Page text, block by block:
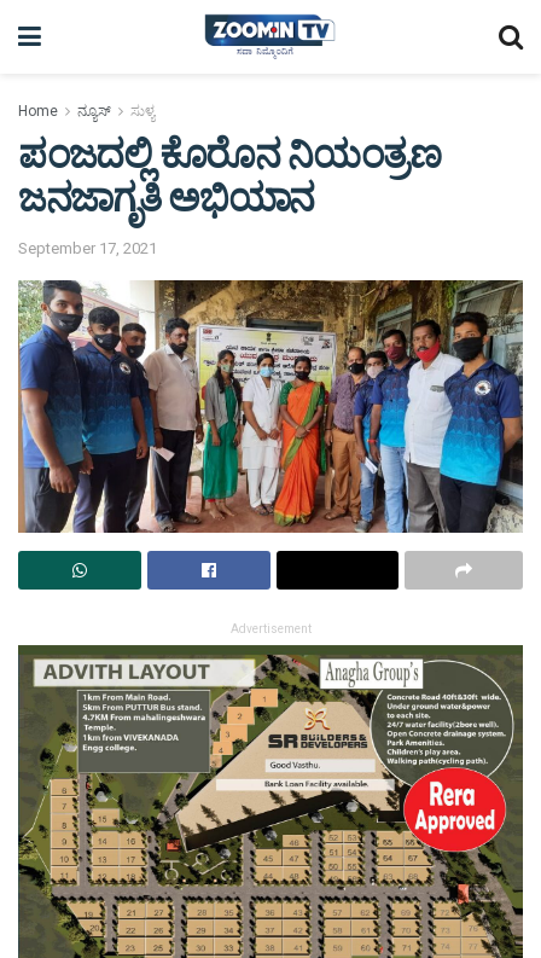
Home ನ್ಯೂಸ್ ಸುಳ್ಯ
ಪಂಜದಲ್ಲಿ ಕೊರೊನ ನಿಯಂತ್ರಣ
ಜನಜಾಗೃತಿ ಅಭಿಯಾನ
September 17, 2021
Advertisement